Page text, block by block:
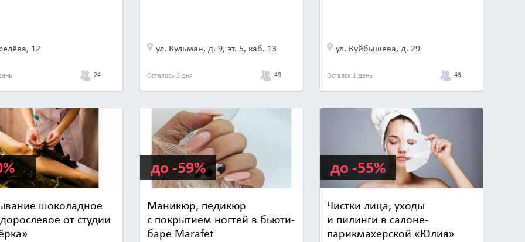
12
24
ул. Кульман, д. 9, эт. 5, каб. 13
Осталось 2 дня 49
ул. Куйбышева, д. 29
Остался 1 день 43
шоколадное
от студии
Маникюр, педикюр
с покрытием ногтей в бьюти-
баре Marafet
до -59%
Чистки лица, уходы
и пилинги в салоне-
парикмахерской «Юлия»
до -55%